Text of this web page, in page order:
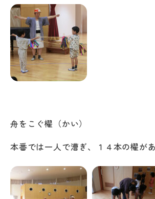
舟をこぐ櫂（かい）
本番では一人で漕ぎ、１４本の櫂が